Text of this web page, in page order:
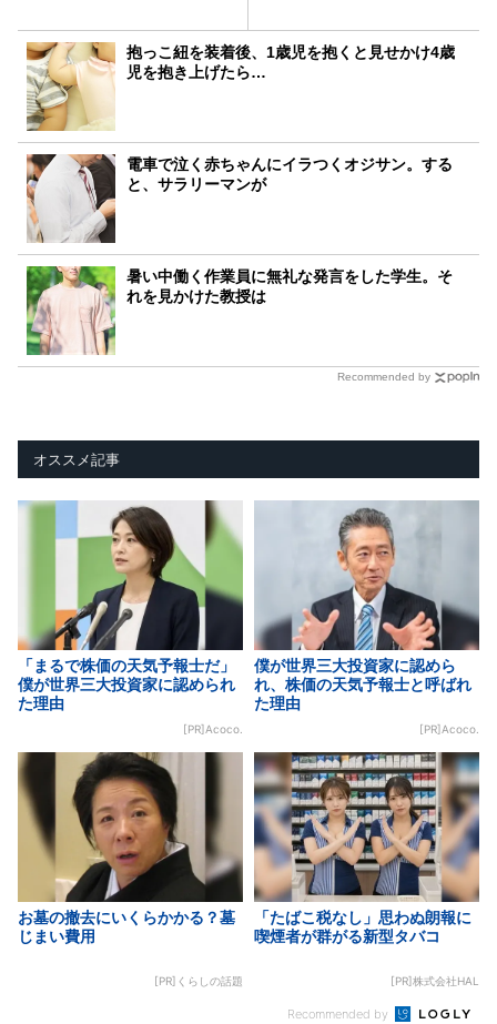
抱っこ紐を装着後、1歳児を抱くと見せかけ4歳
児を抱き上げたら…
電車で泣く赤ちゃんにイラつくオジサン。する
と、サラリーマンが
暑い中働く作業員に無礼な発言をした学生。そ
れを見かけた教授は
Recommended by
オススメ記事
「まるで株価の天気予報士だ」
僕が世界三大投資家に認められ
た理由
[PR]Acoco.
僕が世界三大投資家に認めら
れ、株価の天気予報士と呼ばれ
た理由
[PR]Acoco.
お墓の撤去にいくらかかる？墓
じまい費用
[PR]くらしの話題
「たばこ税なし」思わぬ朗報に
喫煙者が群がる新型タバコ
[PR]株式会社HAL
Recommended by